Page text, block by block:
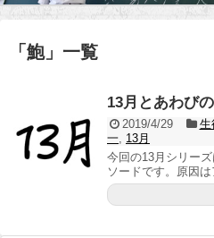
「 鮑」 一覧
13月とあわび
2019/4/29 生
一 13月
今回の13月シリー
ソードです。原因